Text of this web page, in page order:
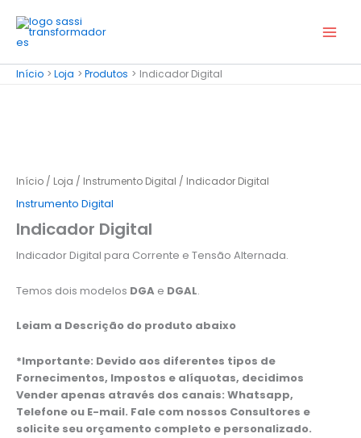
para
Início Loja Produtos Indicador Digital
Início / Loja / Instrumento Digital / Indicador Digital
Instrumento Digital
Indicador Digital
Indicador Digital para Corrente e Tensão Alternada.
Temos dois modelos DGA e DGAL.
Leiam a Descrição do produto abaixo
*Importante: Devido aos diferentes tipos de
Fornecimentos, Impostos e alíquotas, decidimos
Vender apenas através dos canais: Whatsapp,
Telefone ou E-mail. Fale com nossos Consultores e
solicite seu orçamento completo e personalizado.